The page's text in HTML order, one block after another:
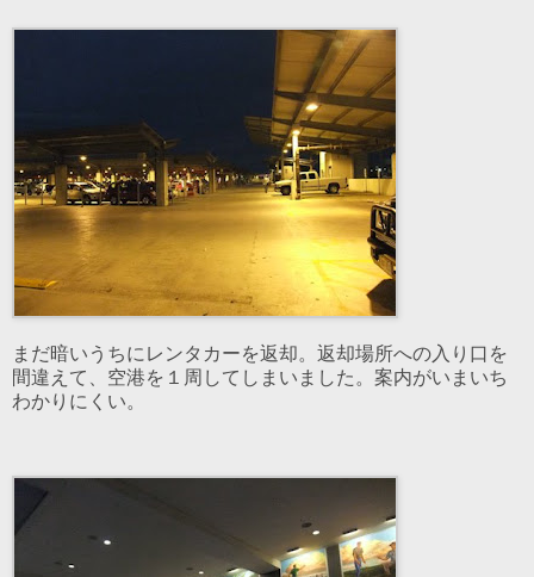
まだ暗いうちにレンタカーを返却。返却場所への入り口を
間違えて、空港を１周してしまいました。案内がいまいち
わかりにくい。